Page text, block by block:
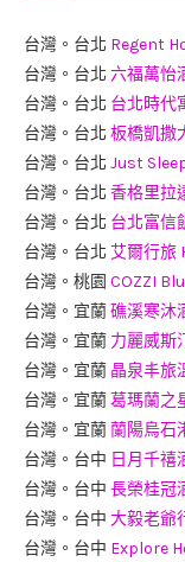
台灣。台北 Regent
台灣。台北 六福萬怡
台灣。台北 台北時代
台灣。台北 板橋凱撒
台灣。台北 Just
台灣。台北 香格里拉
台灣。台北 台北富信
台灣。台北 艾爾行旅
台灣。桃園 COZZI
台灣。宜蘭礁溪寒沐
台灣。宜蘭 力麗威斯
台灣。宜蘭 晶泉丰旅
台灣。宜蘭葛瑪蘭之
台灣。宜蘭蘭陽烏石
台灣。台中 日月千禧
台灣。台中 長榮桂冠
台灣。台中 大毅老爺
台灣。台中 Explore